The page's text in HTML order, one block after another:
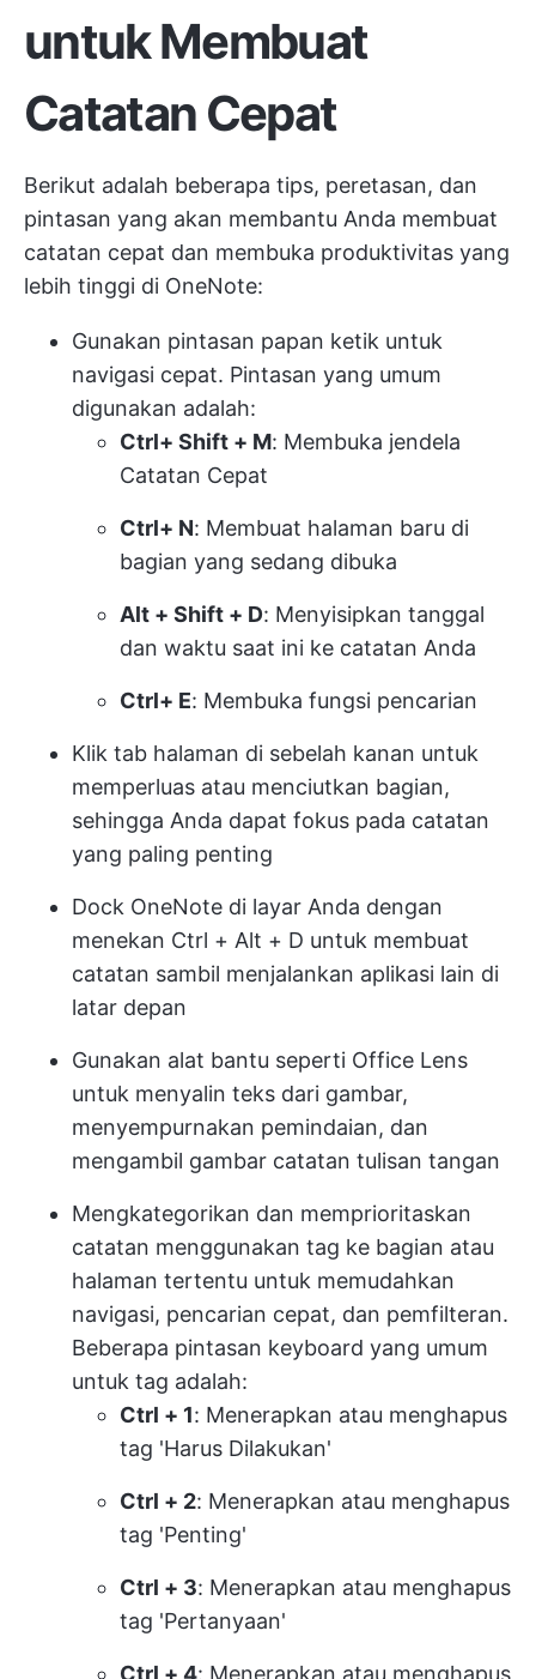
untuk Membuat
Catatan Cepat
Berikut adalah beberapa tips, peretasan, dan
pintasan yang akan membantu Anda membuat
catatan cepat dan membuka produktivitas yang
lebih tinggi di OneNote:
Gunakan pintasan papan ketik untuk
navigasi cepat. Pintasan yang umum
digunakan adalah:
Ctrl+ Shift + M: Membuka jendela
Catatan Cepat
Ctrl+ N: Membuat halaman baru di
bagian yang sedang dibuka
Alt + Shift + D: Menyisipkan tanggal
dan waktu saat ini ke catatan Anda
Ctrl+ E: Membuka fungsi pencarian
Klik tab halaman di sebelah kanan untuk
memperluas atau menciutkan bagian,
sehingga Anda dapat fokus pada catatan
yang paling penting
Dock OneNote di layar Anda dengan
menekan Ctrl + Alt + D untuk membuat
catatan sambil menjalankan aplikasi lain di
latar depan
Gunakan alat bantu seperti Office Lens
untuk menyalin teks dari gambar,
menyempurnakan pemindaian, dan
mengambil gambar catatan tulisan tangan
Mengkategorikan dan memprioritaskan
catatan menggunakan tag ke bagian atau
halaman tertentu untuk memudahkan
navigasi, pencarian cepat, dan pemfilteran.
Beberapa pintasan keyboard yang umum
untuk tag adalah:
Ctrl + 1: Menerapkan atau menghapus
tag 'Harus Dilakukan'
Ctrl + 2: Menerapkan atau menghapus
tag 'Penting'
Ctrl + 3: Menerapkan atau menghapus
tag 'Pertanyaan'
Ctrl + 4: Menerapkan atau menghapus